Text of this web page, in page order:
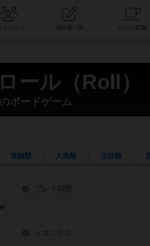
コミュニティ
ール（Roll）
ボードゲーム
登録順 人気順 注目順
目安となる所要時間を指定する
ことができます。直感的にゲームシス
ゲーム性を構成するコアシステ